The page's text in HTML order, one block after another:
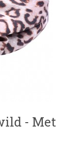
- Met